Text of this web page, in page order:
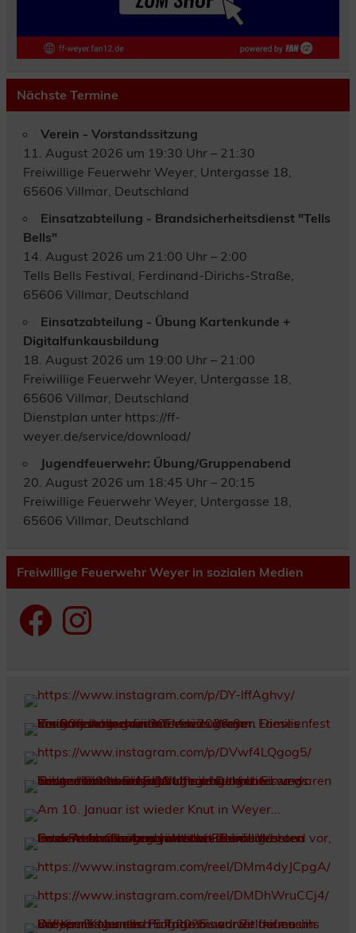
Nächste Termine
Verein - Vorstandssitzung
11. August 2026 um 19:30 Uhr – 21:30
Freiwillige Feuerwehr Weyer, Untergasse 18,
65606 Villmar, Deutschland
Einsatzabteilung - Brandsicherheitsdienst "Tells
Bells"
14. August 2026 um 21:00 Uhr – 2:00
Tells Bells Festival, Ferdinand-Dirichs-Straße,
65606 Villmar, Deutschland
Einsatzabteilung - Übung Kartenkunde +
Digitalfunkausbildung
18. August 2026 um 19:00 Uhr – 21:00
Freiwillige Feuerwehr Weyer, Untergasse 18,
65606 Villmar, Deutschland
Dienstplan unter https://ff-
weyer.de/service/download/
Jugendfeuerwehr: Übung/Gruppenabend
20. August 2026 um 18:45 Uhr – 20:15
Freiwillige Feuerwehr Weyer, Untergasse 18,
65606 Villmar, Deutschland
Freiwillige Feuerwehr Weyer in sozialen Medien
FacebookInstagram